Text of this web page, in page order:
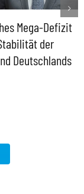
Mega-Defizit
der
Deutschlands